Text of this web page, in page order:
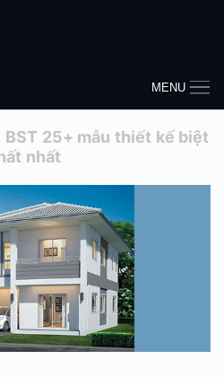
MENU
BST 25+ mẫu thiết kế biệt
nhất